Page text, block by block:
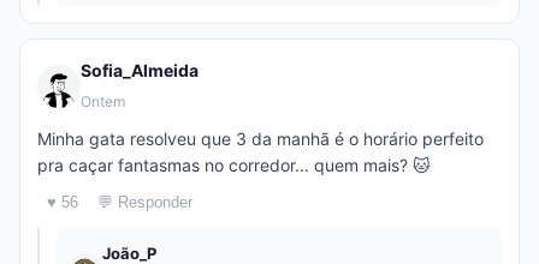
Sofia_Almeida
Ontem
Minha gata resolveu que 3 da manhã é o horário perfeito
pra caçar fantasmas no corredor... quem mais? 🐱
♥ 56 💬 Responder
João_P